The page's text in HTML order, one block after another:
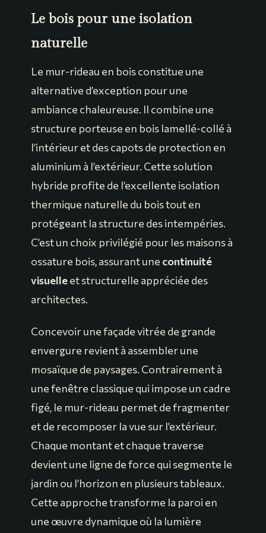
Le bois pour une isolation
naturelle
Le mur-rideau en bois constitue une
alternative d’exception pour une
ambiance chaleureuse. Il combine une
structure porteuse en bois lamellé-collé à
l’intérieur et des capots de protection en
aluminium à l’extérieur. Cette solution
hybride profite de l’excellente isolation
thermique naturelle du bois tout en
protégeant la structure des intempéries.
C’est un choix privilégié pour les maisons à
ossature bois, assurant une continuité
visuelleet structurelle appréciée des
architectes.
Concevoir une façade vitrée de grande
envergure revient à assembler une
mosaïque de paysages. Contrairement à
une fenêtre classique qui impose un cadre
figé, le mur-rideau permet de fragmenter
et de recomposer la vue sur l’extérieur.
Chaque montant et chaque traverse
devient une ligne de force qui segmente le
jardin ou l’horizon en plusieurs tableaux.
Cette approche transforme la paroi en
une œuvre dynamique où la lumière